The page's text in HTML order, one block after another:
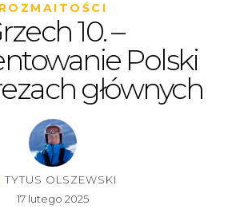
ROZMAITOŚCI
10. –
Polski
głównych
TYTUS OLSZEWSKI
17 lutego 2025